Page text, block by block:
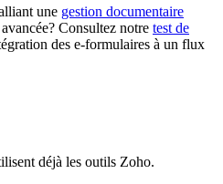
une gestion documentaire
Consultez notre test de
des e-formulaires à un flux
déjà les outils Zoho.